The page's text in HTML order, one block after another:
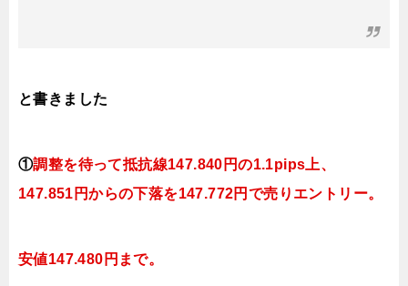
と書きました
①調整を待って抵抗線147.840円の1.1pips上、
147.851円からの下落を147.772円で売りエントリー。
安値147.480円まで。